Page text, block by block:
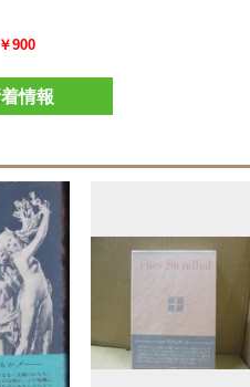
￥900
情報